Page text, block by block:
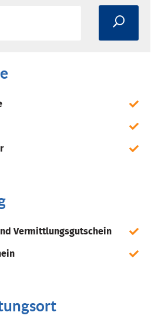
Vermittlungsgutschein